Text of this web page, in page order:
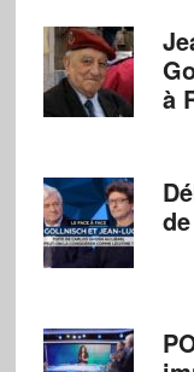
à